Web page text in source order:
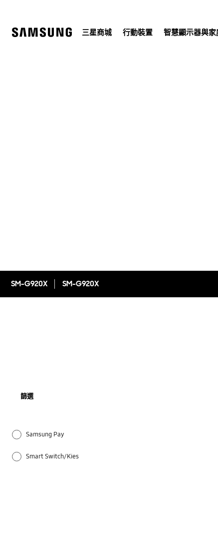
三星商城 行動裝置 智慧顯示器與家
SM-G920X SM-G920X
篩選
Samsung Pay
Smart Switch/Kies